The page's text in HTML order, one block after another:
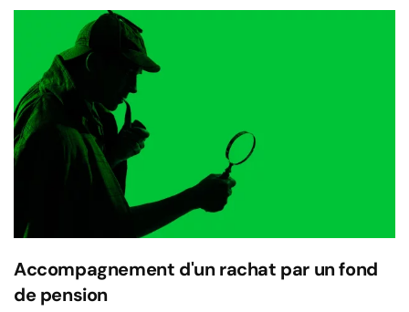
Accompagnement d'un rachat par un fond
de pension